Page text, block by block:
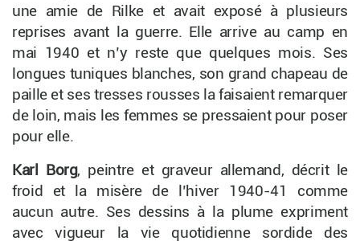
une amie de Rilke et avait exposé à plusieurs
reprises avant la guerre. Elle arrive au camp en
mai 1940 et n’y reste que quelques mois. Ses
longues tuniques blanches, son grand chapeau de
paille et ses tresses rousses la faisaient remarquer
de loin, mais les femmes se pressaient pour poser
pour elle.
Karl Borg, peintre et graveur allemand, décrit le
froid et la misère de l’hiver 1940-41 comme
aucun autre. Ses dessins à la plume expriment
avec vigueur la vie quotidienne sordide des